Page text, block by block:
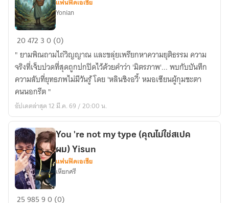
ปรมาจารย์
มาร
ความ
ลับ
ใต้
พิณ
เฉินฉิง
Yonian
20472 30 (0)
" ยามพิณถามไถ่วิญญาณ และขลุ่ยเพรียกหาความยุติธรรม ความ
จริงที่เจ็บปวดที่สุดถูกปกปิดไว้ด้วยคำว่า 'มิตรภาพ'... พบกับบันทึก
ความลับที่ยุทธภพไม่มีวันรู้ โดย 'หลินชิงอวี้' หมอเซียนผู้กุมชะตา
คนนอกรีต "
อัปเดตล่าสุด 12 มี.ค. 69 / 20:00 น.
You
You 're not my type (คุณไม่ใช่สเปค
ผม) Yisun
แฟนฟิคเอเชีย
เหียกศรี
2598590 (0)